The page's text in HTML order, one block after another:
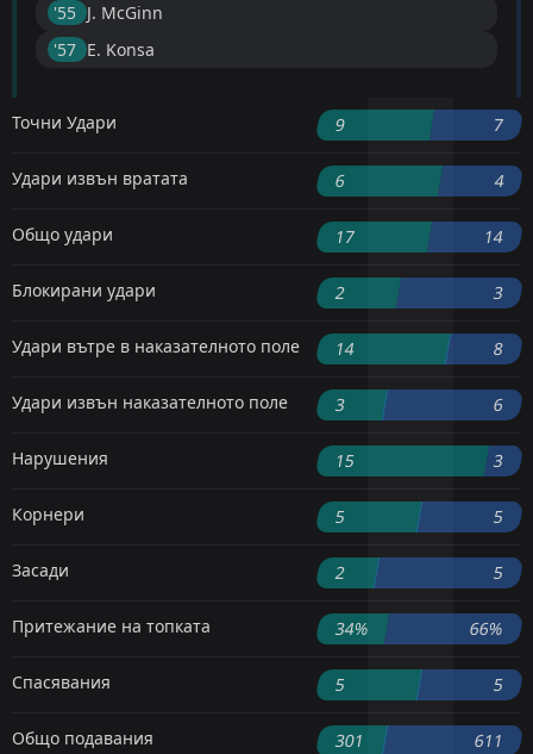
'55 ︎ J. McGinn
'57 ︎ E. Konsa
Точни Удари 9 7
Удари извън вратата 6 4
Общо удари 17 14
Блокирани удари 2 3
Удари вътре в наказателното поле 14 8
Удари извън наказателното поле 3 6
Нарушения 15 3
Корнери 5 5
Засади 2 5
Притежание на топката 34% 66%
Спасявания 5 5
Общо подавания 301 611